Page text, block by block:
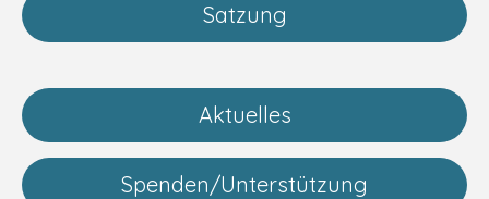
Satzung
Aktuelles
Spenden/Unterstützung